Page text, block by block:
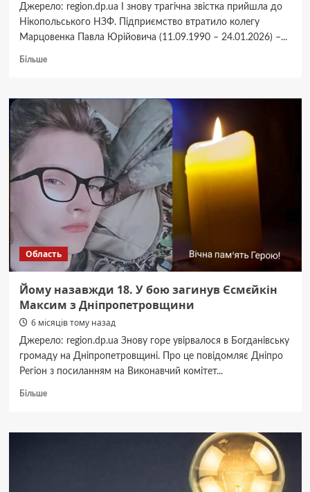
Джерело: region.dp.ua І знову трагічна звістка прийшла до
Нікопольського НЗФ. Підприємство втратило колегу
Марцовенка Павла Юрійовича (11.09.1990 – 24.01.2026) –...
БільшеДокладніше
забирає
найкращих.
У
бою
Марцовенко
з
Дніпропетровщини
Область
Йому назавжди 18. У бою загинув Єсмєйкін
Максим з Дніпропетровщини
6 місяців тому назад
Джерело: region.dp.ua Знову горе увірвалося в Богданівську
громаду на Дніпропетровщині. Про це повідомляє Дніпро
Регіон з посиланням на Виконавчий комітет...
БільшеДокладніше
назавжди